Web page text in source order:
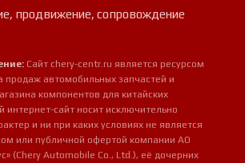
продвижение, сопровождение
Сайт chery-centr.ru является ресурсом
продаж автомобильных запчастей и
компонентов для китайских
интернет-сайт носит исключительно
и ни при каких условиях не является
или публичной офертой компании АО
(Chery Automobile Co., Ltd.), её дочерних